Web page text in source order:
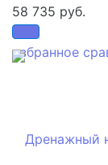
избранное
58 735 руб.